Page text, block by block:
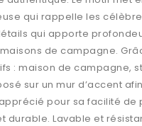
qui rappelle les
qui apporte
de campagne.
: maison de campagne,
sur un mur d’accent
pour sa facilité de
durable. Lavable et